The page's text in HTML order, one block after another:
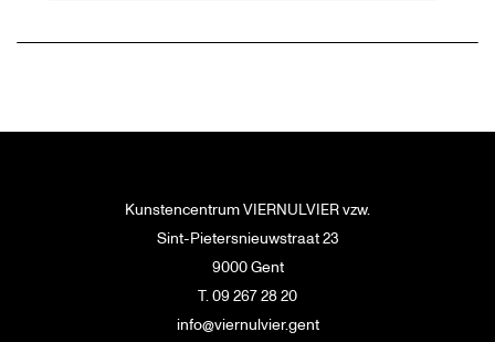
Kunstencentrum VIERNULVIER vzw.
Sint-Pietersnieuwstraat 23
9000 Gent
T. 09 267 28 20
info@viernulvier.gent